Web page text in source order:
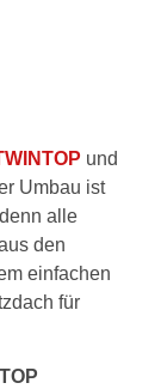
und
Umbau ist
alle
den
einfachen
für